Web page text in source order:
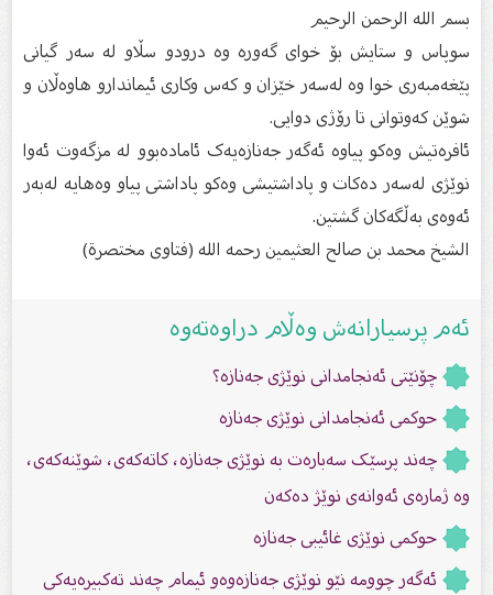
بسم الله الرحمن الرحیم
سوپاس و ستایش بۆ خواى گەورە وە درودو سڵاو لە سەر گیانى
پێغەمبەرى خوا وە لەسەر خێزان و كەس وكارى ئیماندارو هاوەڵان و
شوێن كەوتوانى تا رۆژى دوایى.
ئافرەتیش وەکو پیاوە ئەگەر جەنازەیەک ئامادەبوو لە مزگەوت ئەوا
نوێژی لەسەر دەکات و پاداشتیشی وەکو پاداشتی پیاو وەھایە لەبەر
ئەوەی بەڵگەکان گشتین.
الشيخ محمد بن صالح العثيمين رحمه الله (فتاوى مختصرة)
ئەم پرسیارانەش وەڵام دراوەتەوە
چۆنێتی ئەنجامدانی نوێژی جەنازە؟
حوكمی ئەنجامدانی نوێژی جەنازە
چەند پرسێک سەبارەت بە نوێژی جەنازە، کاتەکەی، شوێنەکەی،
وە ژمارەی ئەوانەی نوێژ دەکەن
حوکمی نوێژی غائیبی جەنازە
ئەگەر چوومە نێو نوێژی جەنازەوەو ئیمام چەند تەكبیرەیەكی